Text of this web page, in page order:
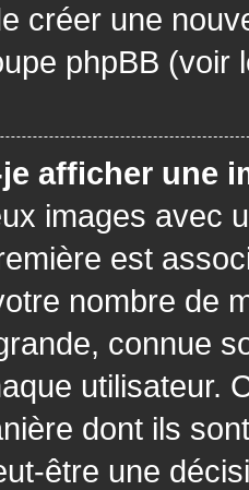
créer une
phpBB (voir
afficher une
images avec
est
nombre de
connue
utilisateur.
dont ils
être une